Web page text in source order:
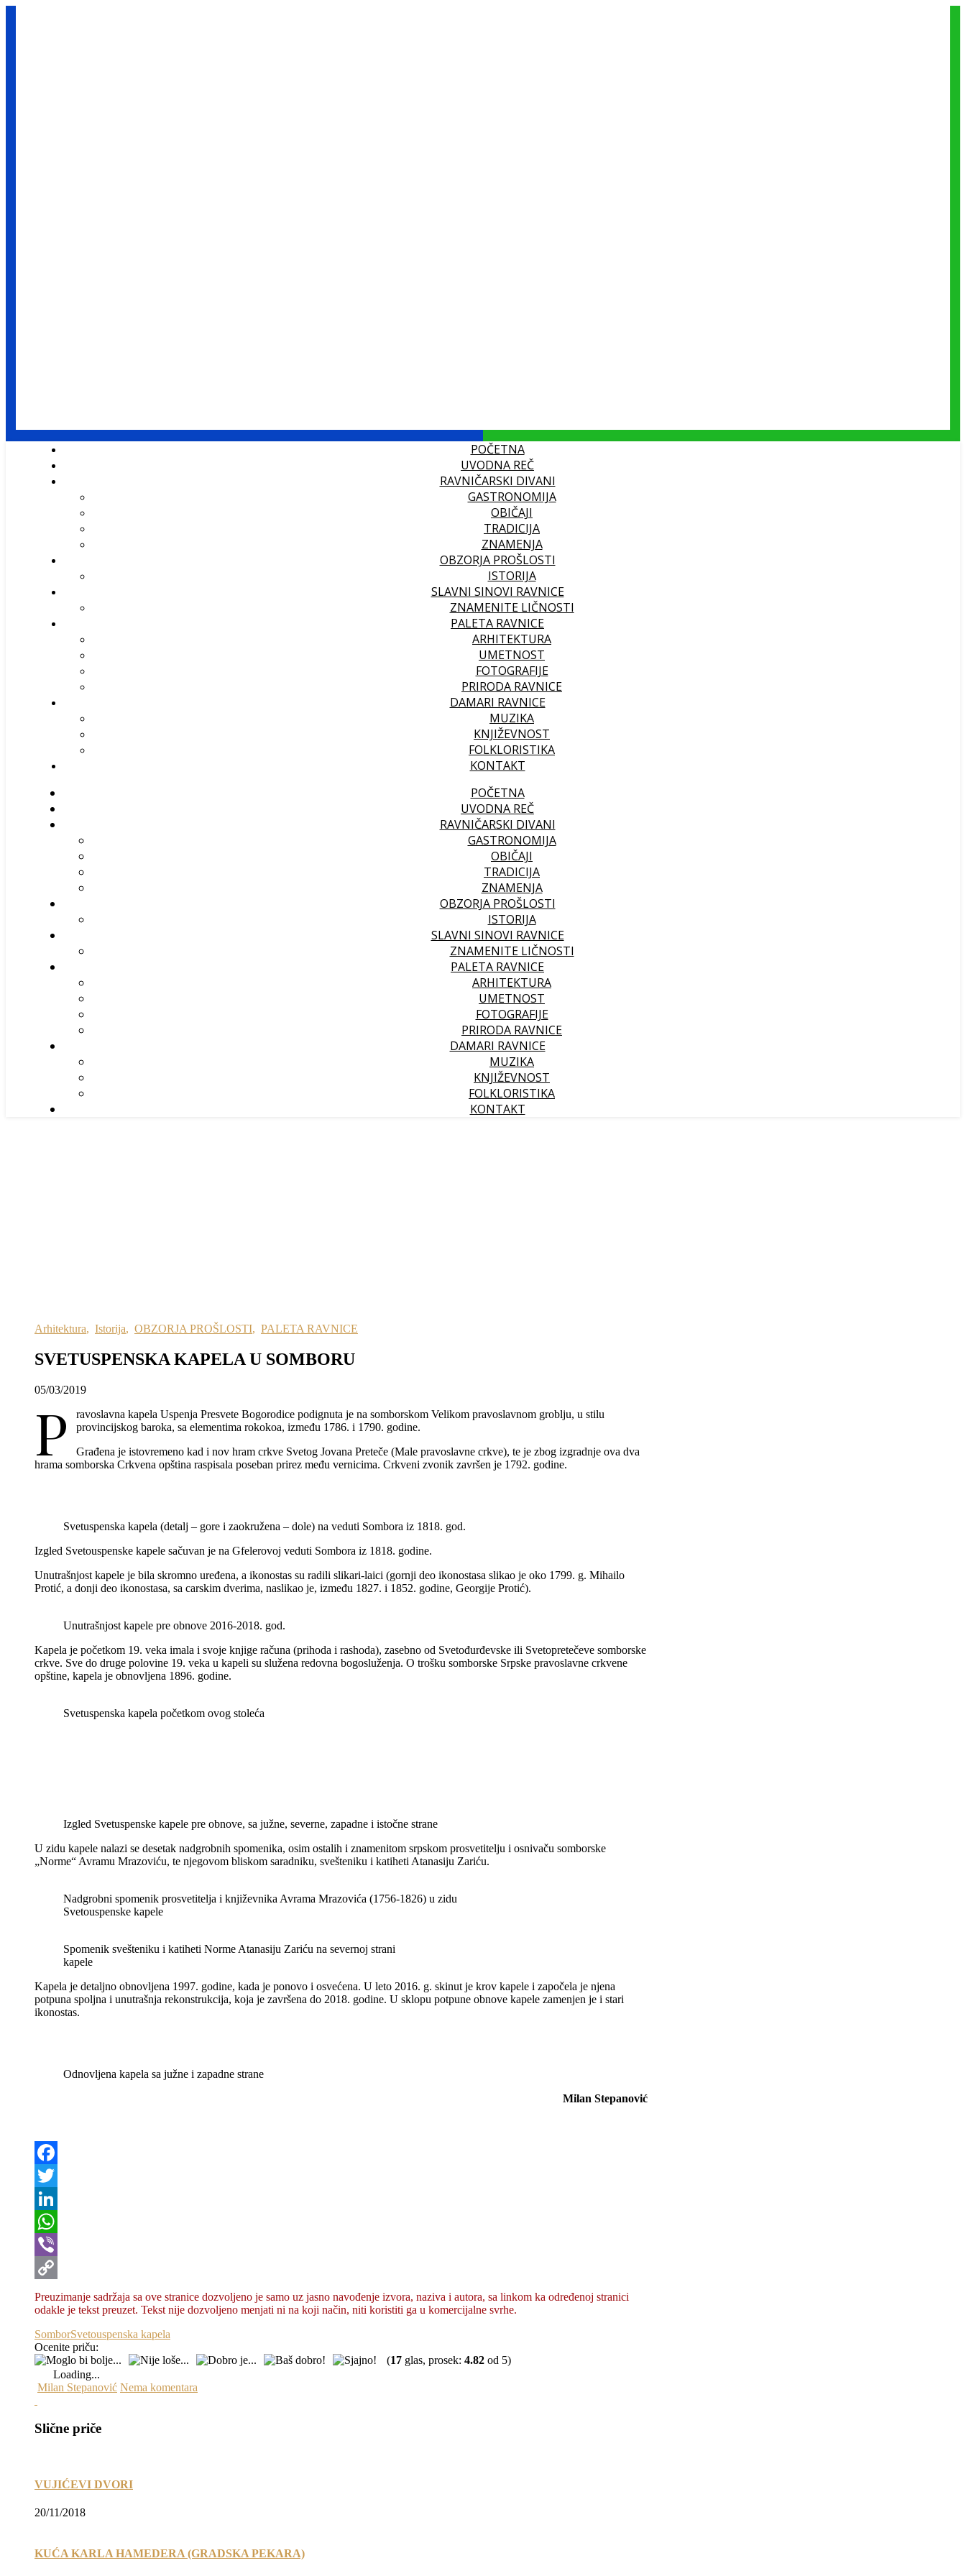
POČETNA
UVODNA REČ
RAVNIČARSKI DIVANI
GASTRONOMIJA
OBIČAJI
TRADICIJA
ZNAMENJA
OBZORJA PROŠLOSTI
ISTORIJA
SLAVNI SINOVI RAVNICE
ZNAMENITE LIČNOSTI
PALETA RAVNICE
ARHITEKTURA
UMETNOST
FOTOGRAFIJE
PRIRODA RAVNICE
DAMARI RAVNICE
MUZIKA
KNJIŽEVNOST
FOLKLORISTIKA
KONTAKT
POČETNA
UVODNA REČ
RAVNIČARSKI DIVANI
GASTRONOMIJA
OBIČAJI
TRADICIJA
ZNAMENJA
OBZORJA PROŠLOSTI
ISTORIJA
SLAVNI SINOVI RAVNICE
ZNAMENITE LIČNOSTI
PALETA RAVNICE
ARHITEKTURA
UMETNOST
FOTOGRAFIJE
PRIRODA RAVNICE
DAMARI RAVNICE
MUZIKA
KNJIŽEVNOST
FOLKLORISTIKA
KONTAKT
Arhitektura, Istorija, OBZORJA PROŠLOSTI, PALETA RAVNICE
SVETUSPENSKA KAPELA U SOMBORU
05/03/2019
P
ravoslavna kapela Uspenja Presvete Bogorodice podignuta je na somborskom Velikom pravoslavnom groblju, u stilu
provincijskog baroka, sa elementima rokokoa, između 1786. i 1790. godine.
Građena je istovremeno kad i nov hram crkve Svetog Jovana Preteče (Male pravoslavne crkve), te je zbog izgradnje ova dva
hrama somborska Crkvena opština raspisala poseban prirez među vernicima. Crkveni zvonik završen je 1792. godine.
Svetuspenska kapela (detalj – gore i zaokružena – dole) na veduti Sombora iz 1818. god.
Izgled Svetouspenske kapele sačuvan je na Gfelerovoj veduti Sombora iz 1818. godine.
Unutrašnjost kapele je bila skromno uređena, a ikonostas su radili slikari-laici (gornji deo ikonostasa slikao je oko 1799. g. Mihailo
Protić, a donji deo ikonostasa, sa carskim dverima, naslikao je, između 1827. i 1852. godine, Georgije Protić).
Unutrašnjost kapele pre obnove 2016-2018. god.
Kapela je početkom 19. veka imala i svoje knjige računa (prihoda i rashoda), zasebno od Svetođurđevske ili Svetopretečeve somborske
crkve. Sve do druge polovine 19. veka u kapeli su služena redovna bogosluženja. O trošku somborske Srpske pravoslavne crkvene
opštine, kapela je obnovljena 1896. godine.
Svetuspenska kapela početkom ovog stoleća
Izgled Svetuspenske kapele pre obnove, sa južne, severne, zapadne i istočne strane
U zidu kapele nalazi se desetak nadgrobnih spomenika, osim ostalih i znamenitom srpskom prosvetitelju i osnivaču somborske
„Norme“ Avramu Mrazoviću, te njegovom bliskom saradniku, svešteniku i katiheti Atanasiju Zariću.
Nadgrobni spomenik prosvetitelja i književnika Avrama Mrazovića (1756-1826) u zidu
Svetouspenske kapele
Spomenik svešteniku i katiheti Norme Atanasiju Zariću na severnoj strani
kapele
Kapela je detaljno obnovljena 1997. godine, kada je ponovo i osvećena. U leto 2016. g. skinut je krov kapele i započela je njena
potpuna spoljna i unutrašnja rekonstrukcija, koja je završena do 2018. godine. U sklopu potpune obnove kapele zamenjen je i stari
ikonostas.
Odnovljena kapela sa južne i zapadne strane
Milan Stepanović
Facebook
Twitter
LinkedIn
WhatsApp
Viber
Copy
Link
Preuzimanje sadržaja sa ove stranice dozvolјeno je samo uz jasno navođenje izvora, naziva i autora, sa linkom ka određenoj stranici
odakle je tekst preuzet. Tekst nije dozvolјeno menjati ni na koji način, niti koristiti ga u komercijalne svrhe.
SomborSvetouspenska kapela
Ocenite priču:
(17 glas, prosek: 4.82 od 5)
Loading...
Milan Stepanović Nema komentara
Slične priče
VUJIĆEVI DVORI
20/11/2018
KUĆA KARLA HAMEDERA (GRADSKA PEKARA)